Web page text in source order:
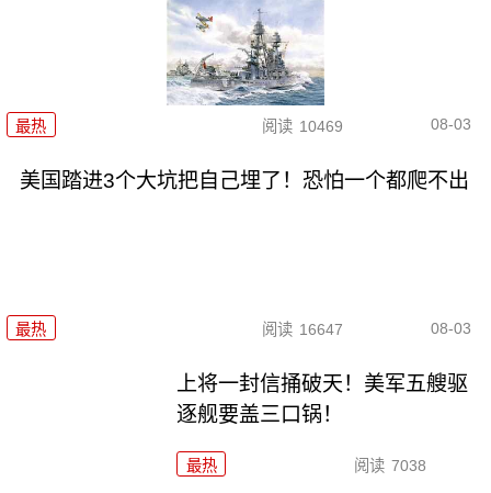
最热 阅读 10469 08-03
美国踏进3个大坑把自己埋了！恐怕一个都爬不出
最热 阅读 16647 08-03
上将一封信捅破天！美军五艘驱
逐舰要盖三口锅！
最热 阅读 7038